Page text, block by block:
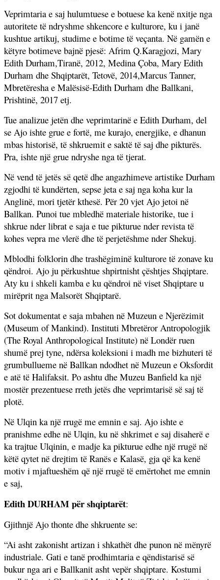
Veprimtaria e saj hulumtuese e botuese ka kenë nxitje nga
autoritete të ndryshme shkencore e kulturore, ku i janë
kushtue artikuj, studime e botime të veçanta. Në gamën e
këtyre botimeve bajnë pjesë: Afrim Q.Karagjozi, Mary
Edith Durham,Tiranë, 2012, Medina Çoba, Mary Edith
Durham dhe Shqiptarët, Tetovë, 2014,Marcus Tanner,
Mbretëresha e Malësisë-Edith Durham dhe Ballkani,
Prishtinë, 2017 etj.
Tue analizue jetën dhe veprimtarinë e Edith Durham, del
se Ajo ishte grue e fortë, me kurajo, energjike, e dhanun
mbas historisë, të shkruemit e saktë të saj dhe pikturës.
Pra, ishte një grue ndryshe nga të tjerat.
Në vend të jetës së qetë dhe angazhimeve artistike Durham
zgjodhi të kundërten, sepse jeta e saj nga koha kur la
Anglinë, mori tjetër kthesë. Për 20 vjet Ajo jetoi në
Ballkan. Punoi tue mbledhë materiale historike, tue i
shkrue nder librat e saja e tue pikturue nder revista të
kohes vepra me vlerë dhe të perjetëshme nder Shekuj.
Mblodhi folklorin dhe trashëgiminë kulturore të zonave ku
qëndroi. Ajo ju përkushtue shpirtnisht çështjes Shqiptare.
Aty ku i shkeli kamba e ku qëndroi në viset Shqiptare u
mirëprit nga Malsorët Shqiptarë.
Sot dokumentat e saja mbahen në Muzeun e Njerëzimit
(Museum of Mankind). Instituti Mbretëror Antropologjik
(The Royal Anthropological Institute) në Londër ruen
shumë prej tyne, ndërsa koleksioni i madh me bizhuteri të
grumbullueme në Ballkan ndodhet në Muzeun e Oksfordit
e atë të Halifaksit. Po ashtu dhe Muzeu Banfield ka një
mostër prezentuese rreth jetës dhe veprimtarisë së saj të
plotë.
Në Ulqin ka një rrugë me emnin e saj. Ajo ishte e
pranishme edhe në Ulqin, ku në shkrimet e saj disaherë e
ka trajtue Ulqinin, e madje ka pikturue edhe një rrugë në
këtë qytet në drejtim të Ranës e Kalasë, gja që ka kenë
motiv i mjaftueshëm që një rrugë të emërtohet me emnin
e saj,
Edith DURHAM për shqiptarët:
Gjithnjë Ajo thonte dhe shkruente se:
“Ai asht zakonisht artizan i shkathët dhe punon në mënyrë
industriale. Gati e tanë prodhimtaria e qëndistarisë së
bukur nga ari e Ballkanit asht vepër shqiptare. Kostumi